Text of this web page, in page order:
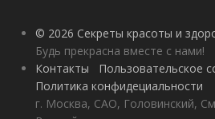
© 2026 Секреты красоты и
Будь прекрасна вместе с нами!
Контакты
Пользовательское
Политика конфидециальности
г. Москва, САО, Головинский,